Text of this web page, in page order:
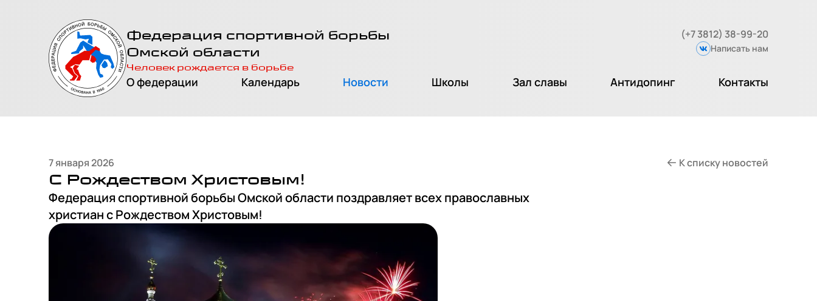
На главную
страницу
Федерация спортивной борьбы
Омской области
Человек рождается в борьбе
(+7 3812) 38-99-20
Вконтакте
Написать нам
О федерации Календарь Новости Школы Зал славы Антидопинг Контакты
7 января 2026
С Рождеством Христовым!
Федерация спортивной борьбы Омской области поздравляет всех православных
христиан с Рождеством Христовым!
К списку новостей